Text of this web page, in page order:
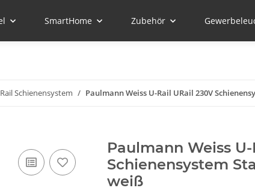
SmartHome Zubehör
Schienensystem Paulmann Weiss U-Rail URail 230V
Paulmann Weiss
Schienensystem
weiß